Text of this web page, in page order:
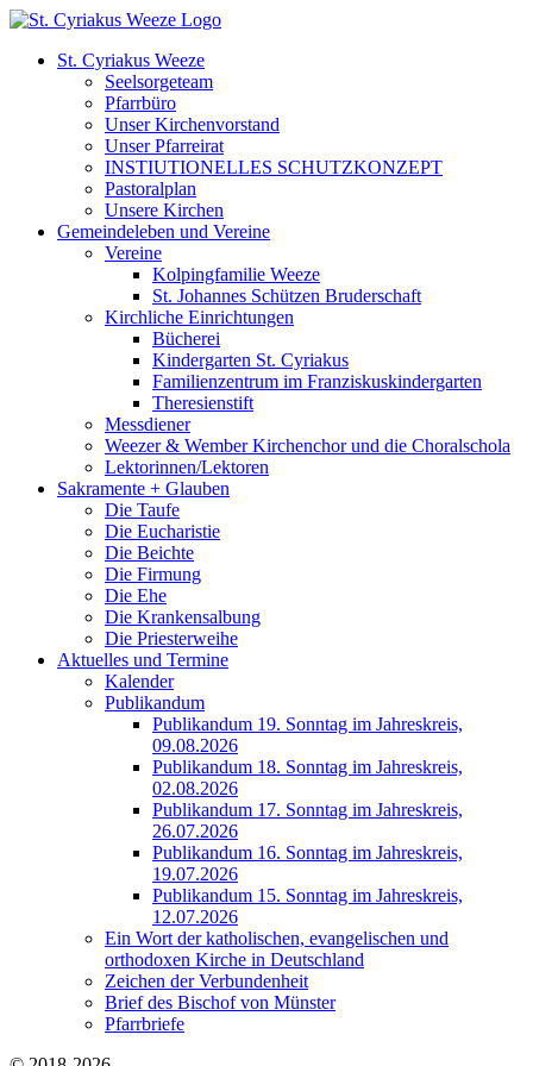
Zum
springenSt. Cyriakus Weeze
Seelsorgeteam
Pfarrbüro
Unser Kirchenvorstand
Unser Pfarreirat
INSTIUTIONELLES SCHUTZKONZEPT
Pastoralplan
Unsere Kirchen
Gemeindeleben und Vereine
Vereine
Kolpingfamilie Weeze
St. Johannes Schützen Bruderschaft
Kirchliche Einrichtungen
Bücherei
Kindergarten St. Cyriakus
Familienzentrum im Franziskuskindergarten
Theresienstift
Messdiener
Weezer & Wember Kirchenchor und die Choralschola
Lektorinnen/Lektoren
Sakramente + Glauben
Die Taufe
Die Eucharistie
Die Beichte
Die Firmung
Die Ehe
Die Krankensalbung
Die Priesterweihe
Aktuelles und Termine
Kalender
Publikandum
Publikandum 19. Sonntag im Jahreskreis,
09.08.2026
Publikandum 18. Sonntag im Jahreskreis,
02.08.2026
Publikandum 17. Sonntag im Jahreskreis,
26.07.2026
Publikandum 16. Sonntag im Jahreskreis,
19.07.2026
Publikandum 15. Sonntag im Jahreskreis,
12.07.2026
Ein Wort der katholischen, evangelischen und
orthodoxen Kirche in Deutschland
Zeichen der Verbundenheit
Brief des Bischof von Münster
Pfarrbriefe